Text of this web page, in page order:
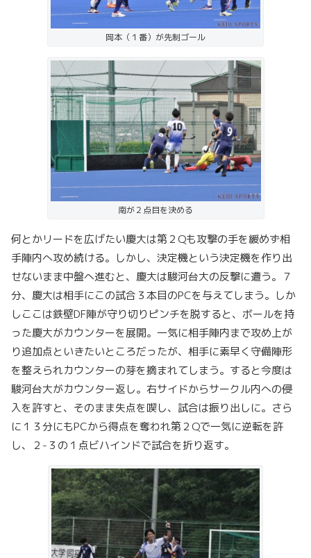
岡本（１番）が先制ゴール
南が２点目を決める
何とかリードを広げたい慶大は第２Qも攻撃の手を緩めず相
手陣内へ攻め続ける。しかし、決定機という決定機を作り出
せないまま中盤へ進むと、慶大は駿河台大の反撃に遭う。７
分、慶大は相手にこの試合３本目のPCを与えてしまう。しか
しここは鉄壁DF陣が守り切りピンチを脱すると、ボールを持
った慶大がカウンターを展開。一気に相手陣内まで攻め上が
り追加点といきたいところだったが、相手に素早く守備陣形
を整えられカウンターの芽を摘まれてしまう。すると今度は
駿河台大がカウンター返し。右サイドからサークル内への侵
入を許すと、そのまま失点を喫し、試合は振り出しに。さら
に１３分にもPCから得点を奪われ第２Qで一気に逆転を許
し、２-３の１点ビハインドで試合を折り返す。